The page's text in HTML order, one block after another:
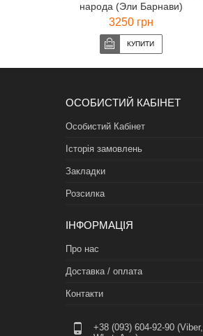
народа (Эли Барнави)
3250 грн
ОСОБИСТИЙ КАБІНЕТ
Особистий Кабінет
Історія замовлень
Закладки
Розсилка
ІНФОРМАЦІЯ
Про нас
Доставка / оплата
Контакти
+38 (093) 604-92-90 (Viber,